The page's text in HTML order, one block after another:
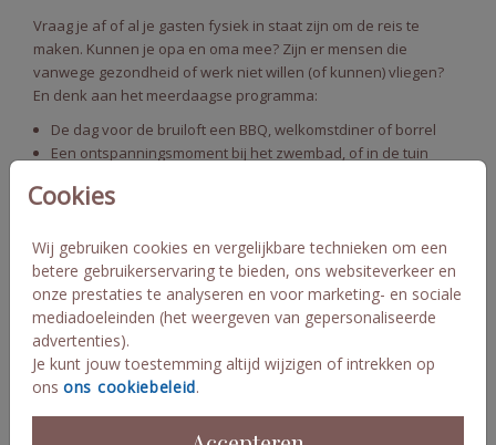
Cookies
Wij gebruiken cookies en vergelijkbare technieken om een
betere gebruikerservaring te bieden, ons websiteverkeer en
onze prestaties te analyseren en voor marketing- en sociale
mediadoeleinden (het weergeven van gepersonaliseerde
advertenties).
Je kunt jouw toestemming altijd wijzigen of intrekken op
ons ons cookiebeleid.
Vraag je af of al je gasten fysiek in staat zijn om de reis te
maken. Kunnen je opa en oma mee? Zijn er mensen die
vanwege gezondheid of werk niet willen (of kunnen) vliegen?
En denk aan het meerdaagse programma:
De dag voor de bruiloft een BBQ, welkomstdiner of borrel
Een ontspanningsmoment bij het zwembad, of in de tuin
planning én budget passen.